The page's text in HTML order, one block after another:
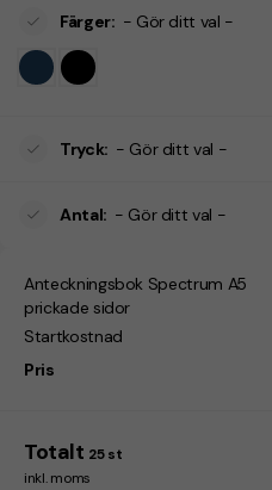
Färger: - Gör ditt val -
Tryck: - Gör ditt val -
Antal: - Gör ditt val -
Anteckningsbok Spectrum A5
prickade sidor
Startkostnad
Pris
Totalt 25 st
inkl. moms